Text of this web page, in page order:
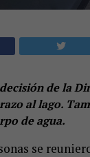
de la
al lago.
de agua.
se